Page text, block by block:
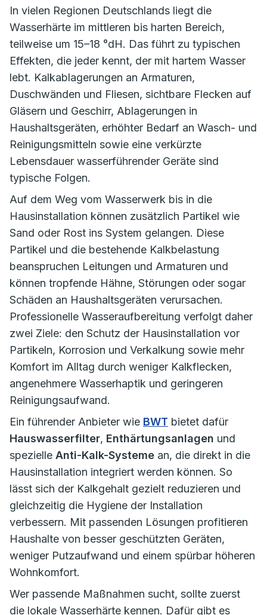
In vielen Regionen Deutschlands liegt die
Wasserhärte im mittleren bis harten Bereich,
teilweise um 15–18 °dH. Das führt zu typischen
Effekten, die jeder kennt, der mit hartem Wasser
lebt. Kalkablagerungen an Armaturen,
Duschwänden und Fliesen, sichtbare Flecken auf
Gläsern und Geschirr, Ablagerungen in
Haushaltsgeräten, erhöhter Bedarf an Wasch- und
Reinigungsmitteln sowie eine verkürzte
Lebensdauer wasserführender Geräte sind
typische Folgen.
Auf dem Weg vom Wasserwerk bis in die
Hausinstallation können zusätzlich Partikel wie
Sand oder Rost ins System gelangen. Diese
Partikel und die bestehende Kalkbelastung
beanspruchen Leitungen und Armaturen und
können tropfende Hähne, Störungen oder sogar
Schäden an Haushaltsgeräten verursachen.
Professionelle Wasseraufbereitung verfolgt daher
zwei Ziele: den Schutz der Hausinstallation vor
Partikeln, Korrosion und Verkalkung sowie mehr
Komfort im Alltag durch weniger Kalkflecken,
angenehmere Wasserhaptik und geringeren
Reinigungsaufwand.
Ein führender Anbieter wie BWT bietet dafür
Hauswasserfilter, Enthärtungsanlagen und
spezielle Anti-Kalk-Systeme an, die direkt in die
Hausinstallation integriert werden können. So
lässt sich der Kalkgehalt gezielt reduzieren und
gleichzeitig die Hygiene der Installation
verbessern. Mit passenden Lösungen profitieren
Haushalte von besser geschützten Geräten,
weniger Putzaufwand und einem spürbar höheren
Wohnkomfort.
Wer passende Maßnahmen sucht, sollte zuerst
die lokale Wasserhärte kennen. Dafür gibt es